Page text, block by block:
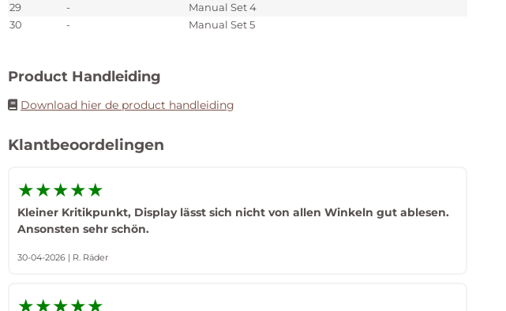
29
-
Manual Set 4
30
- Manual Set 5
Product Handleiding
Download hier de product handleiding
Klantbeoordelingen
★★★★★
Kleiner Kritikpunkt, Display lässt sich nicht von allen Winkeln gut ablesen.
Ansonsten sehr schön.
30-04-2026 | R. Räder
★★★★★